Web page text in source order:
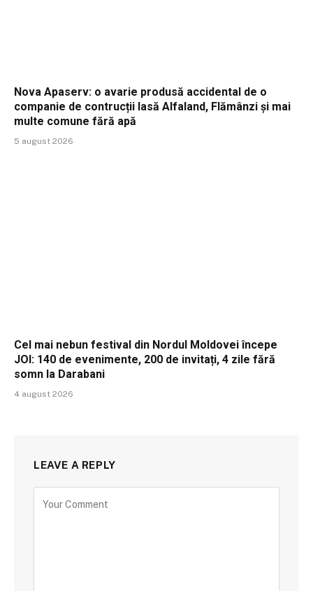
Nova Apaserv: o avarie produsă accidental de o
companie de contrucții lasă Alfaland, Flămânzi și mai
multe comune fără apă
5 august 2026
Cel mai nebun festival din Nordul Moldovei începe
JOI: 140 de evenimente, 200 de invitați, 4 zile fără
somn la Darabani
4 august 2026
LEAVE A REPLY